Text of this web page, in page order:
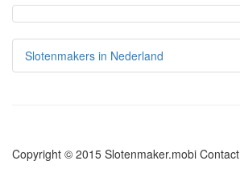
Slotenmakers in Nederland
Copyright © 2015 Slotenmaker.mobi Contact